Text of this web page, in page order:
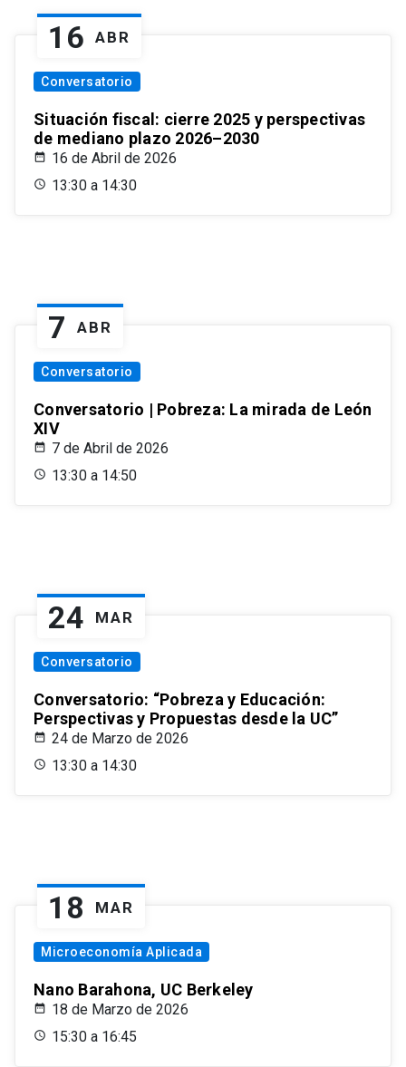
16 ABR
Conversatorio
Situación fiscal: cierre 2025 y perspectivas
de mediano plazo 2026–2030
16 de Abril de 2026
13:30 a 14:30
7 ABR
Conversatorio
Conversatorio | Pobreza: La mirada de León
XIV
7 de Abril de 2026
13:30 a 14:50
24 MAR
Conversatorio
Conversatorio: “Pobreza y Educación:
Perspectivas y Propuestas desde la UC”
24 de Marzo de 2026
13:30 a 14:30
18 MAR
Microeconomía Aplicada
Nano Barahona, UC Berkeley
18 de Marzo de 2026
15:30 a 16:45